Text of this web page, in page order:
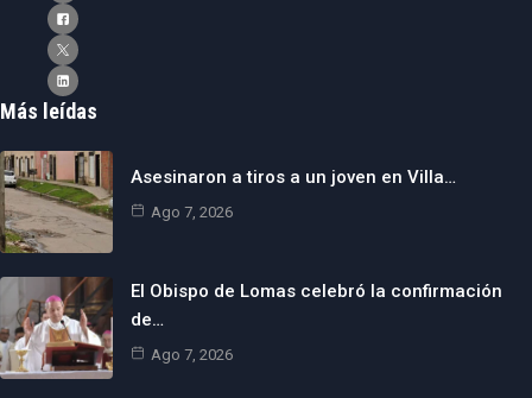
Más leídas
Asesinaron a tiros a un joven en Villa…
Ago 7, 2026
El Obispo de Lomas celebró la confirmación
de…
Ago 7, 2026